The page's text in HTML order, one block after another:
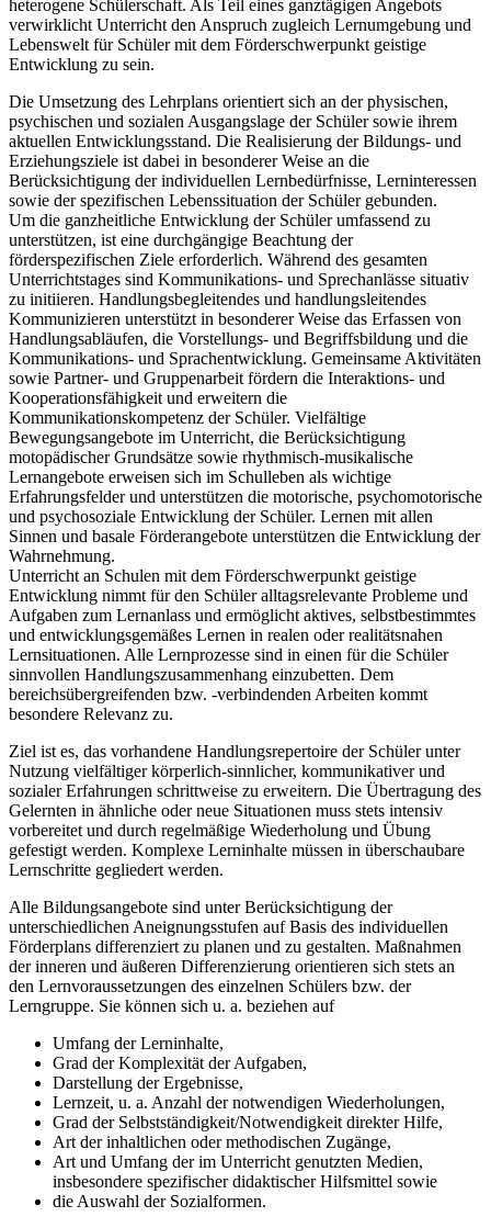
heterogene Schülerschaft. Als Teil eines ganztägigen Angebots
verwirklicht Unterricht den Anspruch zugleich Lernumgebung und
Lebenswelt für Schüler mit dem Förderschwerpunkt geistige
Entwicklung zu sein.
Die Umsetzung des Lehrplans orientiert sich an der physischen,
psychischen und sozialen Ausgangslage der Schüler sowie ihrem
aktuellen Entwicklungsstand. Die Realisierung der Bildungs- und
Erziehungsziele ist dabei in besonderer Weise an die
Berücksichtigung der individuellen Lernbedürfnisse, Lerninteressen
sowie der spezifischen Lebenssituation der Schüler gebunden.
Um die ganzheitliche Entwicklung der Schüler umfassend zu
unterstützen, ist eine durchgängige Beachtung der
förderspezifischen Ziele erforderlich. Während des gesamten
Unterrichtstages sind Kommunikations- und Sprechanlässe situativ
zu initiieren. Handlungsbegleitendes und handlungsleitendes
Kommunizieren unterstützt in besonderer Weise das Erfassen von
Handlungsabläufen, die Vorstellungs- und Begriffsbildung und die
Kommunikations- und Sprachentwicklung. Gemeinsame Aktivitäten
sowie Partner- und Gruppenarbeit fördern die Interaktions- und
Kooperationsfähigkeit und erweitern die
Kommunikationskompetenz der Schüler. Vielfältige
Bewegungsangebote im Unterricht, die Berücksichtigung
motopädischer Grundsätze sowie rhythmisch-musikalische
Lernangebote erweisen sich im Schulleben als wichtige
Erfahrungsfelder und unterstützen die motorische, psychomotorische
und psychosoziale Entwicklung der Schüler. Lernen mit allen
Sinnen und basale Förderangebote unterstützen die Entwicklung der
Wahrnehmung.
Unterricht an Schulen mit dem Förderschwerpunkt geistige
Entwicklung nimmt für den Schüler alltagsrelevante Probleme und
Aufgaben zum Lernanlass und ermöglicht aktives, selbstbestimmtes
und entwicklungsgemäßes Lernen in realen oder realitätsnahen
Lernsituationen. Alle Lernprozesse sind in einen für die Schüler
sinnvollen Handlungszusammenhang einzubetten. Dem
bereichsübergreifenden bzw. -verbindenden Arbeiten kommt
besondere Relevanz zu.
Ziel ist es, das vorhandene Handlungsrepertoire der Schüler unter
Nutzung vielfältiger körperlich-sinnlicher, kommunikativer und
sozialer Erfahrungen schrittweise zu erweitern. Die Übertragung des
Gelernten in ähnliche oder neue Situationen muss stets intensiv
vorbereitet und durch regelmäßige Wiederholung und Übung
gefestigt werden. Komplexe Lerninhalte müssen in überschaubare
Lernschritte gegliedert werden.
Alle Bildungsangebote sind unter Berücksichtigung der
unterschiedlichen Aneignungsstufen auf Basis des individuellen
Förderplans differenziert zu planen und zu gestalten. Maßnahmen
der inneren und äußeren Differenzierung orientieren sich stets an
den Lernvoraussetzungen des einzelnen Schülers bzw. der
Lerngruppe. Sie können sich u. a. beziehen auf
Umfang der Lerninhalte,
Grad der Komplexität der Aufgaben,
Darstellung der Ergebnisse,
Lernzeit, u. a. Anzahl der notwendigen Wiederholungen,
Grad der Selbstständigkeit/Notwendigkeit direkter Hilfe,
Art der inhaltlichen oder methodischen Zugänge,
Art und Umfang der im Unterricht genutzten Medien,
insbesondere spezifischer didaktischer Hilfsmittel sowie
die Auswahl der Sozialformen.